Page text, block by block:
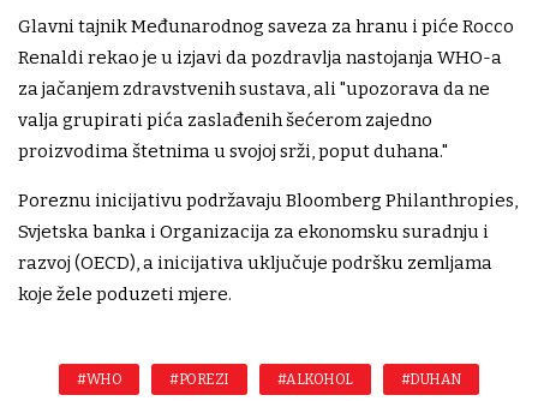
Glavni tajnik Međunarodnog saveza za hranu i piće Rocco
Renaldi rekao je u izjavi da pozdravlja nastojanja WHO-a
za jačanjem zdravstvenih sustava, ali "upozorava da ne
valja grupirati pića zaslađenih šećerom zajedno
proizvodima štetnima u svojoj srži, poput duhana."
Poreznu inicijativu podržavaju Bloomberg Philanthropies,
Svjetska banka i Organizacija za ekonomsku suradnju i
razvoj (OECD), a inicijativa uključuje podršku zemljama
koje žele poduzeti mjere.
#WHO #POREZI #ALKOHOL #DUHAN